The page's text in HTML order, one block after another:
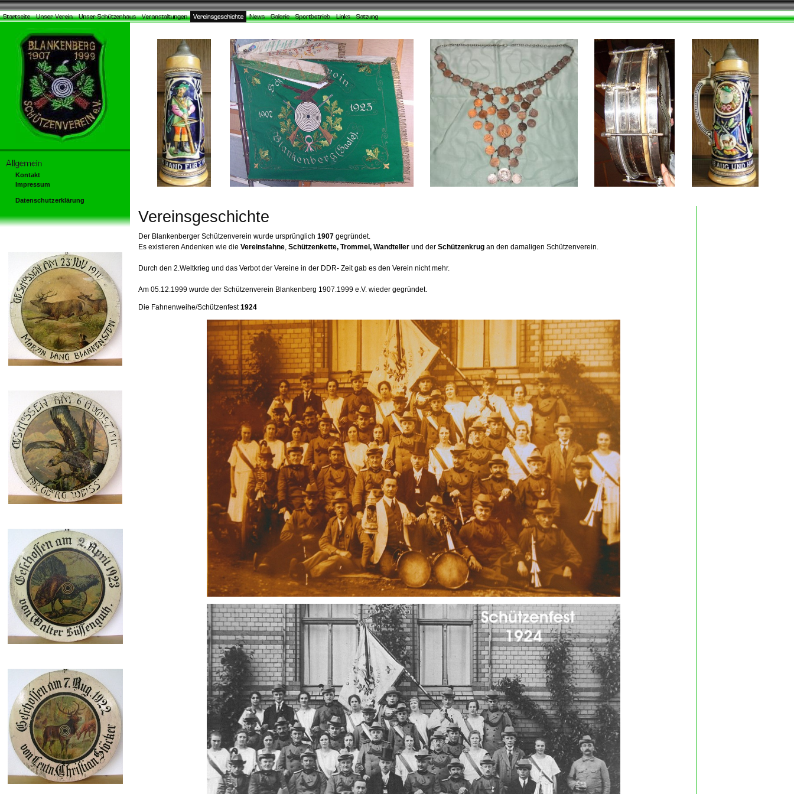
Kontakt
Impressum
Datenschutzerklärung
Vereinsgeschichte
Der Blankenberger Schützenverein wurde ursprünglich 1907 gegründet.
Es existieren Andenken wie die Vereinsfahne, Schützenkette, Trommel, Wandteller und der Schützenkrug an den damaligen Schützenverein.
Durch den 2.Weltkrieg und das Verbot der Vereine in der DDR- Zeit gab es den Verein nicht mehr.
Am 05.12.1999 wurde der Schützenverein Blankenberg 1907.1999 e.V. wieder gegründet.
Die Fahnenweihe/Schützenfest1924